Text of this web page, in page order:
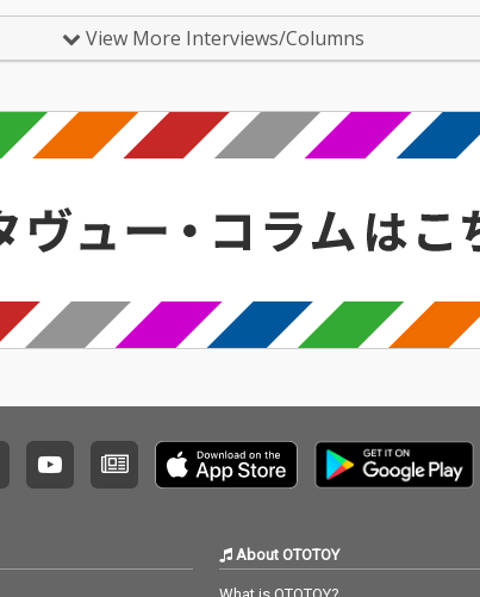
刊行した河村祐介が…
View More Interviews/Columns
About OTOTOY